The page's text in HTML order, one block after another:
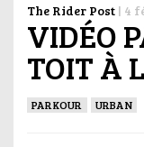
The Rider Post | 4
VIDÉO
TOIT À
PARKOUR URBAN